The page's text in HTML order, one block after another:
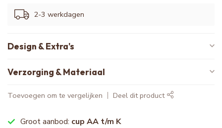
2-3 werkdagen
Design & Extra's
Verzorging & Materiaal
Toevoegen om te vergelijken Deel dit product
Groot aanbod: cup AA t/m K